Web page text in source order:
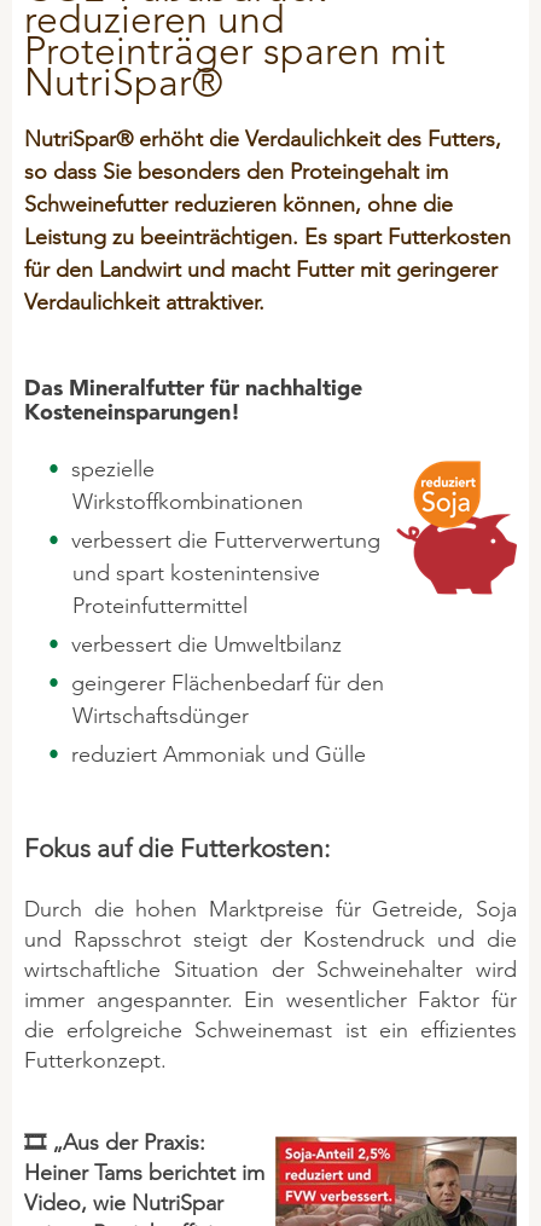
Kälber
Mastrinder
Transitphase
Milchvieh
Langlebigkeit
GEFLÜGEL
Hitzestress
PFERDE
Acid Prevent
Muscle Support
Trypto Relax Show
Kaninchen
HANDELSPRODUKTE
ProtiSpar
NutriSpar
Stalosan® F
SCHWEINE
Ferkel
Geburts- und Starthilfe
Hygiene
Klauen - Probleme
Mineralfutter
Zuchtsauen
BIO-Produkte (ÖVO)
Kälber - Kalbende Kühe
Klauenprobleme
Mastrinder
Milchaustauscher
Mineral-Leckmassen
Problemlöser
Silierhilfsmittel
STALOSAN® F
VORTRAGSREIHE
PODCAST
Innendienst
Außendienst
Historie
Unsere Partner
Unternehmensleitbild
50 Jahre Vilomix
Allg. Einkaufsbedingungen
Entsorgung Verpackungen
QUALITÄT
Zertifikate
Social Media
Hinweise Videoaufzeichnung
Transparenz-Bewerber
Transparenz GoToWebinar
Daten für Werbezwecke
IMPRESSUM
ALLGEMEIN
AUSBILDUNG
OFFENE STELLEN
NACHHALTIGKEIT
reduzieren und
Proteinträger sparen mit
NutriSpar®
NutriSpar® erhöht die Verdaulichkeit des Futters,
so dass Sie besonders den Proteingehalt im
Schweinefutter reduzieren können, ohne die
Leistung zu beeinträchtigen. Es spart Futterkosten
für den Landwirt und macht Futter mit geringerer
Verdaulichkeit attraktiver.
Das Mineralfutter für nachhaltige
Kosteneinsparungen!
spezielle
Wirkstoffkombinationen
verbessert die Futterverwertung
und spart kostenintensive
Proteinfuttermittel
verbessert die Umweltbilanz
geingerer Flächenbedarf für den
Wirtschaftsdünger
reduziert Ammoniak und Gülle
Fokus auf die Futterkosten:
Durch die hohen Marktpreise für Getreide, Soja
und Rapsschrot steigt der Kostendruck und die
wirtschaftliche Situation der Schweinehalter wird
immer angespannter. Ein wesentlicher Faktor für
die erfolgreiche Schweinemast ist ein effizientes
Futterkonzept.
🎞 „Aus der Praxis:
Heiner Tams berichtet im
Video, wie NutriSpar